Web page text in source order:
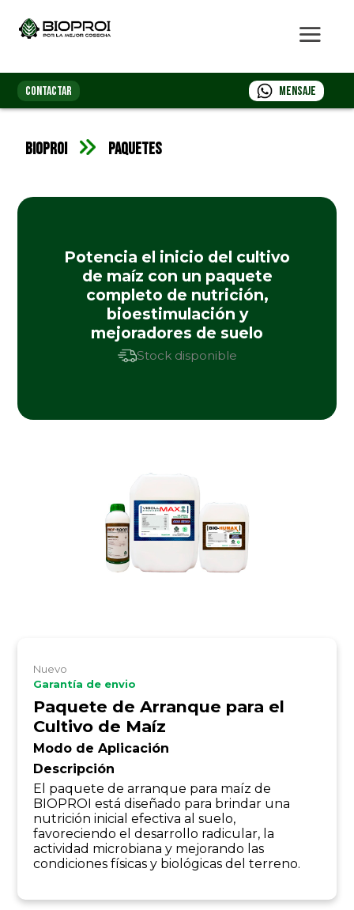
CONTACTAR Mensaje
Bioproi Paquetes
Potencia el inicio del cultivo
de maíz con un paquete
completo de nutrición,
bioestimulación y
mejoradores de suelo
Stock disponible
Nuevo
Garantía de envio
Paquete de Arranque para el
Cultivo de Maíz
Modo de Aplicación
Descripción
El paquete de arranque para maíz de
BIOPROI está diseñado para brindar una
nutrición inicial efectiva al suelo,
favoreciendo el desarrollo radicular, la
actividad microbiana y mejorando las
condiciones físicas y biológicas del terreno.